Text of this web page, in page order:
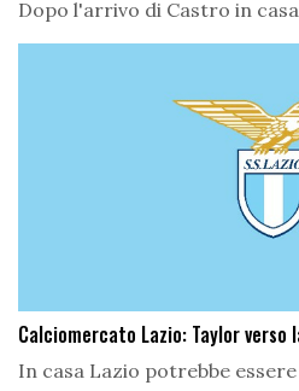
Dopo l'arrivo di Castro in
Calciomercato Lazio: Taylor verso
In casa Lazio potrebbe